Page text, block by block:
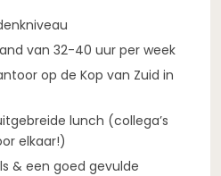
van 32-40 uur per week
op de Kop van Zuid in
lunch (collega’s
elkaar!)
& een goed gevulde